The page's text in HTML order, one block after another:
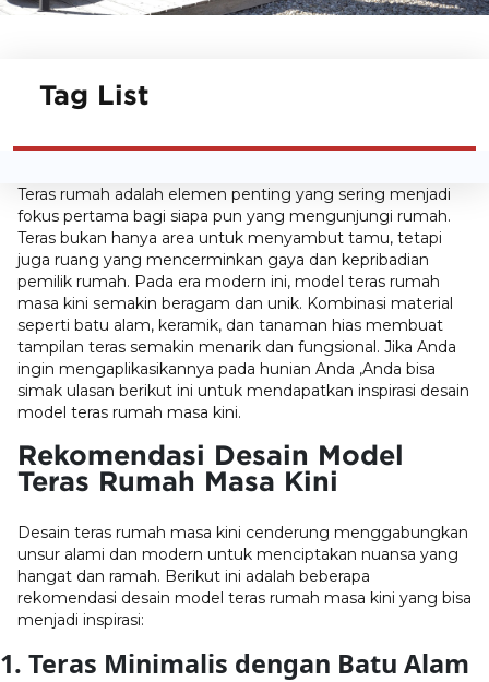
Tag List
Teras rumah adalah elemen penting yang sering menjadi
fokus pertama bagi siapa pun yang mengunjungi rumah.
Teras bukan hanya area untuk menyambut tamu, tetapi
juga ruang yang mencerminkan gaya dan kepribadian
pemilik rumah. Pada era modern ini, model teras rumah
masa kini semakin beragam dan unik. Kombinasi material
seperti batu alam, keramik, dan tanaman hias membuat
tampilan teras semakin menarik dan fungsional. Jika Anda
ingin mengaplikasikannya pada hunian Anda ,Anda bisa
simak ulasan berikut ini untuk mendapatkan inspirasi desain
model teras rumah masa kini.
Rekomendasi Desain Model
Teras Rumah Masa Kini
Desain teras rumah masa kini cenderung menggabungkan
unsur alami dan modern untuk menciptakan nuansa yang
hangat dan ramah. Berikut ini adalah beberapa
rekomendasi desain model teras rumah masa kini yang bisa
menjadi inspirasi:
1. Teras Minimalis dengan Batu Alam